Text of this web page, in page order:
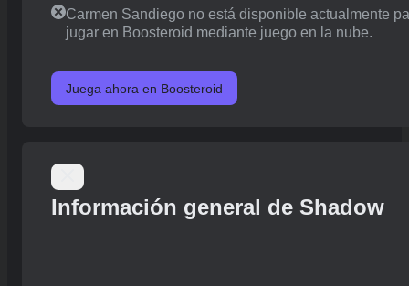
Carmen Sandiego no está disponible actualmente
jugar en Boosteroid mediante juego en la nube.
Juega ahora en Boosteroid
Información general de Shadow